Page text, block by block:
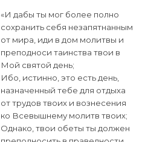
«И дабы ты мог более полно
сохранить себя незапятнанным
от мира, иди в дом молитвы и
преподноси таинства твои в
Мой святой день;
Ибо, истинно, это есть день,
назначенный тебе для отдыха
от трудов твоих и вознесения
ко Всевышнему молитв твоих;
Однако, твои обеты ты должен